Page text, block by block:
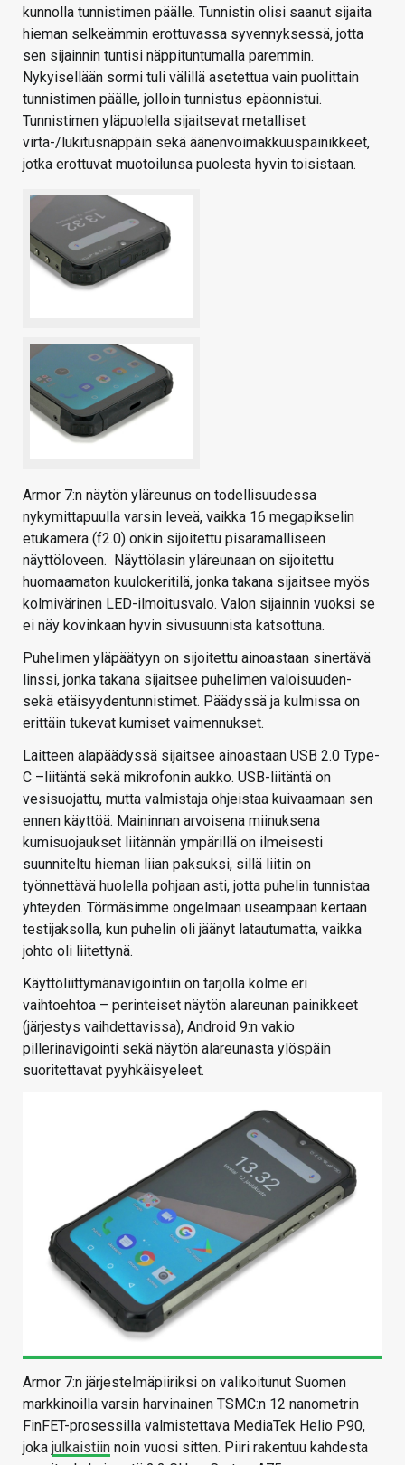
kunnolla tunnistimen päälle. Tunnistin olisi saanut sijaita
hieman selkeämmin erottuvassa syvennyksessä, jotta
sen sijainnin tuntisi näppituntumalla paremmin.
Nykyisellään sormi tuli välillä asetettua vain puolittain
tunnistimen päälle, jolloin tunnistus epäonnistui.
Tunnistimen yläpuolella sijaitsevat metalliset
virta-/lukitusnäppäin sekä äänenvoimakkuuspainikkeet,
jotka erottuvat muotoilunsa puolesta hyvin toisistaan.
Armor 7:n näytön yläreunus on todellisuudessa
nykymittapuulla varsin leveä, vaikka 16 megapikselin
etukamera (f2.0) onkin sijoitettu pisaramalliseen
näyttöloveen. Näyttölasin yläreunaan on sijoitettu
huomaamaton kuulokeritilä, jonka takana sijaitsee myös
kolmivärinen LED-ilmoitusvalo. Valon sijainnin vuoksi se
ei näy kovinkaan hyvin sivusuunnista katsottuna.
Puhelimen yläpäätyyn on sijoitettu ainoastaan sinertävä
linssi, jonka takana sijaitsee puhelimen valoisuuden-
sekä etäisyydentunnistimet. Päädyssä ja kulmissa on
erittäin tukevat kumiset vaimennukset.
Laitteen alapäädyssä sijaitsee ainoastaan USB 2.0 Type-
C –liitäntä sekä mikrofonin aukko. USB-liitäntä on
vesisuojattu, mutta valmistaja ohjeistaa kuivaamaan sen
ennen käyttöä. Maininnan arvoisena miinuksena
kumisuojaukset liitännän ympärillä on ilmeisesti
suunniteltu hieman liian paksuksi, sillä liitin on
työnnettävä huolella pohjaan asti, jotta puhelin tunnistaa
yhteyden. Törmäsimme ongelmaan useampaan kertaan
testijaksolla, kun puhelin oli jäänyt latautumatta, vaikka
johto oli liitettynä.
Käyttöliittymänavigointiin on tarjolla kolme eri
vaihtoehtoa – perinteiset näytön alareunan painikkeet
(järjestys vaihdettavissa), Android 9:n vakio
pillerinavigointi sekä näytön alareunasta ylöspäin
suoritettavat pyyhkäisyeleet.
Armor 7:n järjestelmäpiiriksi on valikoitunut Suomen
markkinoilla varsin harvinainen TSMC:n 12 nanometrin
FinFET-prosessilla valmistettava MediaTek Helio P90,
joka julkaistiin noin vuosi sitten. Piiri rakentuu kahdesta